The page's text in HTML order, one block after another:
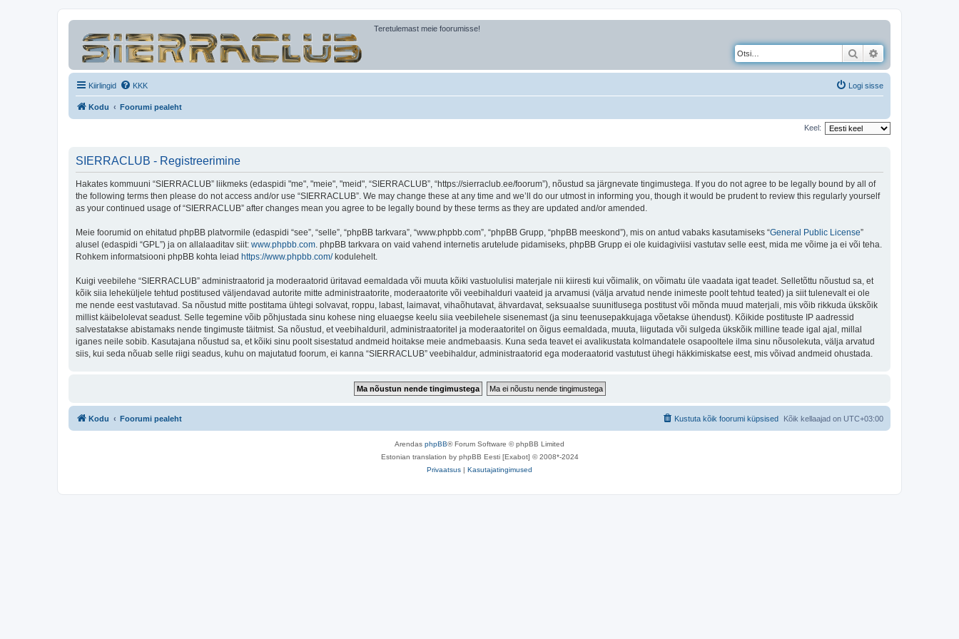
Teretulemast meie foorumisse!
Otsi
Kiirlingid KKK Logi sisse
Kodu Foorumi pealeht
Keel:
SIERRACLUB - Registreerimine
Hakates kommuuni “SIERRACLUB” liikmeks (edaspidi "me", "meie", "meid", “SIERRACLUB”, “https://sierraclub.ee/foorum”), nõustud sa järgnevate tingimustega. If you do not agree to be legally bound by all of
the following terms then please do not access and/or use “SIERRACLUB”. We may change these at any time and we’ll do our utmost in informing you, though it would be prudent to review this regularly yourself
as your continued usage of “SIERRACLUB” after changes mean you agree to be legally bound by these terms as they are updated and/or amended.
Meie foorumid on ehitatud phpBB platvormile (edaspidi “see”, “selle”, “phpBB tarkvara”, “www.phpbb.com”, “phpBB Grupp, “phpBB meeskond”), mis on antud vabaks kasutamiseks “General Public License”
alusel (edaspidi “GPL”) ja on allalaaditav siit: www.phpbb.com . phpBB tarkvara on vaid vahend internetis arutelude pidamiseks, phpBB Grupp ei ole kuidagiviisi vastutav selle eest, mida me võime ja ei või teha.
Rohkem informatsiooni phpBB kohta leiad https://www.phpbb.com/kodulehelt.
Kuigi veebilehe “SIERRACLUB” administraatorid ja moderaatorid üritavad eemaldada või muuta kõiki vastuolulisi materjale nii kiiresti kui võimalik, on võimatu üle vaadata igat teadet. Selletõttu nõustud sa, et
kõik siia leheküljele tehtud postitused väljendavad autorite mitte administraatorite, moderaatorite või veebihalduri vaateid ja arvamusi (välja arvatud nende inimeste poolt tehtud teated) ja siit tulenevalt ei ole
me nende eest vastutavad. Sa nõustud mitte postitama ühtegi solvavat, roppu, labast, laimavat, vihaõhutavat, ähvardavat, seksuaalse suunitlusega postitust või mõnda muud materjali, mis võib rikkuda ükskõik
millist käibelolevat seadust. Selle tegemine võib põhjustada sinu kohese ning eluaegse keelu siia veebilehele sisenemast (ja sinu teenusepakkujaga võetakse ühendust). Kõikide postituste IP aadressid
salvestatakse abistamaks nende tingimuste täitmist. Sa nõustud, et veebihalduril, administraatoritel ja moderaatoritel on õigus eemaldada, muuta, liigutada või sulgeda ükskõik milline teade igal ajal, millal
iganes neile sobib. Kasutajana nõustud sa, et kõiki sinu poolt sisestatud andmeid hoitakse meie andmebaasis. Kuna seda teavet ei avalikustata kolmandatele osapooltele ilma sinu nõusolekuta, välja arvatud
siis, kui seda nõuab selle riigi seadus, kuhu on majutatud foorum, ei kanna “SIERRACLUB” veebihaldur, administraatorid ega moderaatorid vastutust ühegi häkkimiskatse eest, mis võivad andmeid ohustada.
Kodu Foorumi pealeht Kõik kellaajad on UTC+03:00
Kustuta kõik foorumi küpsised
Arendas phpBB® Forum Software © phpBB Limited
Estonian translation by phpBB Eesti [Exabot] © 2008*-2024
Privaatsus | Kasutajatingimused